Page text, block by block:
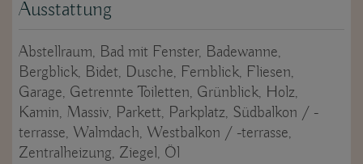
Ausstattung
Abstellraum Bad mit Fenster Badewanne
Bergblick Bidet Dusche Fernblick Fliesen
Garage Getrennte Toiletten Grünblick Holz
Kamin Massiv Parkett Parkplatz Südbalkon / -
terrasse Walmdach Westbalkon / -terrasse
Zentralheizung Ziegel Öl